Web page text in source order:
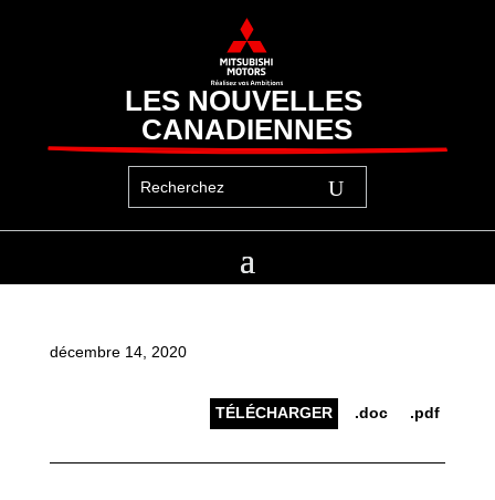
LES NOUVELLES
CANADIENNES
décembre 14, 2020
TÉLÉCHARGER .doc .pdf